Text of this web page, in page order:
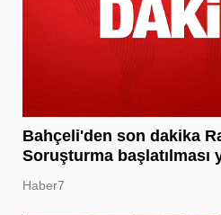
Bahçeli'den son dakika
Soruşturma başlatılması
Haber7